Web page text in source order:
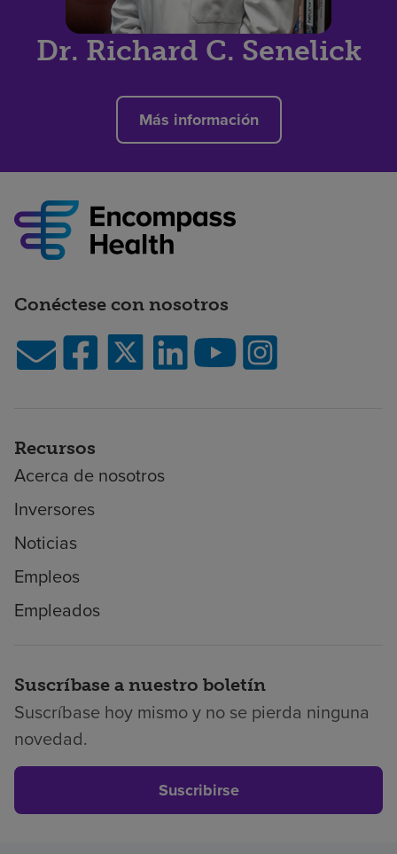
Dr. Richard C. Senelick
Más información
Conéctese con nosotros
Recursos
Acerca de nosotros
Inversores
Noticias
Empleos
Empleados
Suscríbase a nuestro boletín
Suscríbase hoy mismo y no se pierda ninguna
novedad.
Suscribirse